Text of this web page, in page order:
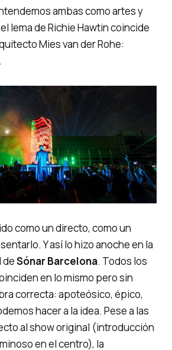
ambas como artes y
lema de Richie Hawtin coincide
Mies van der Rohe:
.
como un directo, como un
Y así lo hizo anoche en la
deSónar Barcelona. Todos los
en lo mismo pero sin
correcta: apoteósico, épico,
hacer a la idea. Pese a las
al show original (introducción
en el centro), la